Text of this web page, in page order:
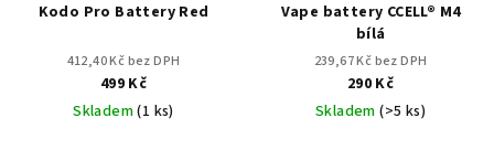
Kodo Pro Battery Red
412,40 Kč bez DPH
499 Kč
Skladem(1 ks)
Vape battery CCELL® M4
bílá
239,67 Kč bez DPH
290 Kč
Skladem(>5 ks)